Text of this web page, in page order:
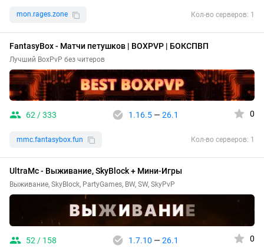
mon.rages.zone Кол-во серверов: 1
FantasyBox - Матчи петушков | BOXPVP | БОКСПВП
Лучший BoxPvP без читеров
62 / 333 1.16.5— 26.1 0
mmc.fantasybox.fun Кол-во серверов: 1
UltraMc - Выживание, SkyBlock + Мини-Игры
Выживание, SkyBlock, PartyGames, BW, SW, SkyPvP
52 / 158 1.7.10 — 26.1 0